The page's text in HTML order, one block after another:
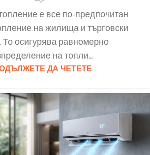
е все по-предпочитан
на жилища и търговски
То осигурява равномерно
на топли...
ДА ЧЕТЕТЕ